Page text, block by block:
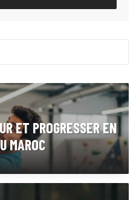
ET PROGRESSER EN
MAROC